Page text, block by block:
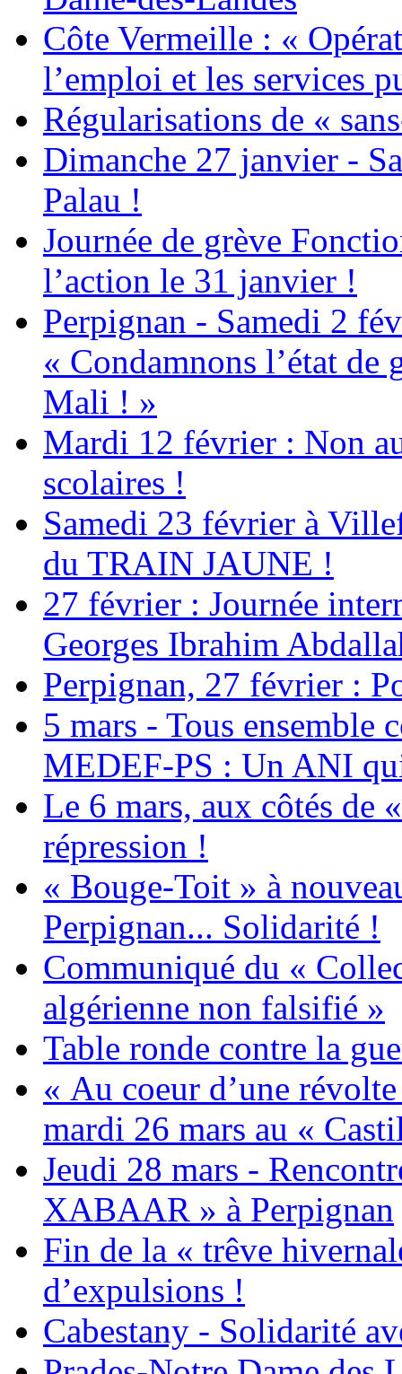
Côte Vermeille : «
l’emploi et les services
Régularisations de «
Dimanche 27 janvier -
Palau !
Journée de grève
l’action le 31 janvier !
Perpignan - Samedi 2
« Condamnons l’état de
Mali ! »
Mardi 12 février : Non
scolaires !
Samedi 23 février à
du TRAIN JAUNE !
27 février : Journée
Georges Ibrahim
Perpignan, 27 février :
5 mars - Tous ensemble
MEDEF-PS : Un ANI
Le 6 mars, aux côtés de
répression !
« Bouge-Toit » à
Perpignan... Solidarité !
Communiqué du «
algérienne non falsifié »
Table ronde contre la
« Au coeur d’une
mardi 26 mars au «
Jeudi 28 mars -
XABAAR » à Perpignan
Fin de la « trêve
d’expulsions !
Cabestany - Solidarité